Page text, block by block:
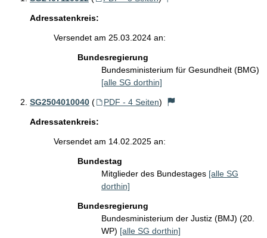
Adressatenkreis:
Versendet am 25.03.2024 an:
Bundesregierung
Bundesministerium für Gesundheit (BMG)
[alle SG dorthin]
SG2504010040 ( PDF - 4 Seiten)
Adressatenkreis:
Versendet am 14.02.2025 an:
Bundestag
Mitglieder des Bundestages [alle SG
dorthin]
Bundesregierung
Bundesministerium der Justiz (BMJ) (20.
WP) [alle SG dorthin]